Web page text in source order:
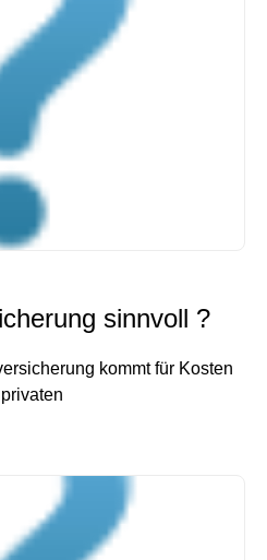
sinnvoll ?
kommt für Kosten